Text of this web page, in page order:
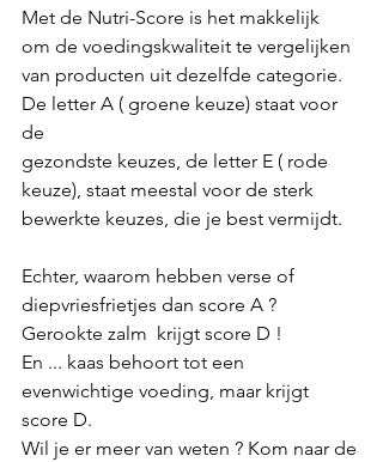
Met de Nutri-Score is het makkelijk
om de voedingskwaliteit te vergelijken
van producten uit dezelfde categorie.
De letter A ( groene keuze) staat voor
de
gezondste keuzes, de letter E ( rode
keuze), staat meestal voor de sterk
bewerkte keuzes, die je best vermijdt.
Echter, waarom hebben verse of
diepvriesfrietjes dan score A ?
Gerookte zalm  krijgt score D !
En ... kaas behoort tot een
evenwichtige voeding, maar krijgt
score D.
Wil je er meer van weten ? Kom naar de